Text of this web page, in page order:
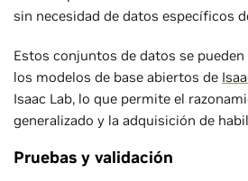
sin necesidad de datos específicos
Estos conjuntos de datos se
los modelos de base abiertos de
Isaac Lab, lo que permite el
generalizado y la adquisición de
Pruebas y validación